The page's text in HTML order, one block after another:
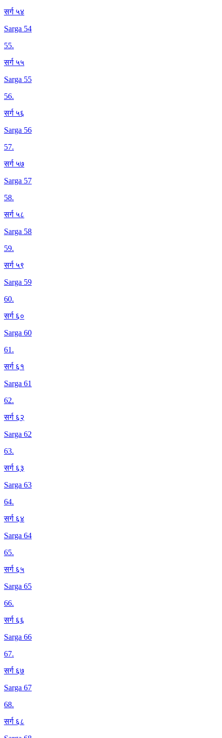
सर्ग ५४
Sarga 54
55.
सर्ग ५५
Sarga 55
56.
सर्ग ५६
Sarga 56
57.
सर्ग ५७
Sarga 57
58.
सर्ग ५८
Sarga 58
59.
सर्ग ५९
Sarga 59
60.
सर्ग ६०
Sarga 60
61.
सर्ग ६१
Sarga 61
62.
सर्ग ६२
Sarga 62
63.
सर्ग ६३
Sarga 63
64.
सर्ग ६४
Sarga 64
65.
सर्ग ६५
Sarga 65
66.
सर्ग ६६
Sarga 66
67.
सर्ग ६७
Sarga 67
68.
सर्ग ६८